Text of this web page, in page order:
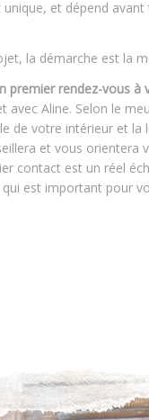
et dépend
la démarche est la
premier rendez-vous à
avec Aline. Selon le
de votre intérieur et la
et vous orientera
contact est un réel
est important pour